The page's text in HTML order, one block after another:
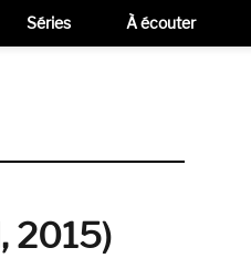
2015)
Séries À écouter